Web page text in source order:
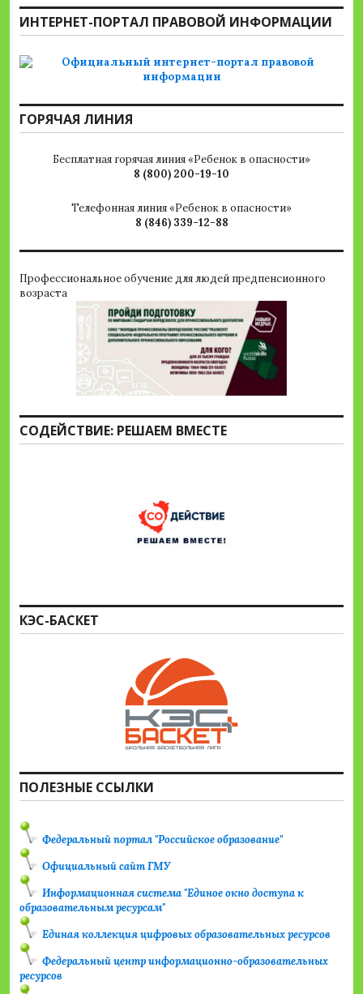
ИНТЕРНЕТ-ПОРТАЛ ПРАВОВОЙ ИНФОРМАЦИИ
ГОРЯЧАЯ ЛИНИЯ
Бесплатная горячая линия «Ребенок в опасности»
8 (800) 200-19-10
Телефонная линия «Ребенок в опасности»
8 (846) 339-12-88
Профессиональное обучение для людей предпенсионного
возраста
СОДЕЙСТВИЕ: РЕШАЕМ ВМЕСТЕ
КЭС-БАСКЕТ
ПОЛЕЗНЫЕ ССЫЛКИ
Федеральный портал "Российское образование"
Официальный сайт ГМУ
Информационная система "Единое окно доступа к
образовательным ресурсам"
Единая коллекция цифровых образовательных ресурсов
Федеральный центр информационно-образовательных
ресурсов